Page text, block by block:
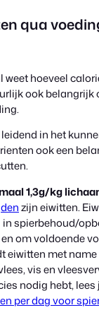
qua
weet hoeveel
ook belangrijk
in het
ook een
1,3g/kg
zijn eiwitten.
spierbehoud/
en om voldoende
eiwitten met
vis en
nodig hebt,
per dag voor